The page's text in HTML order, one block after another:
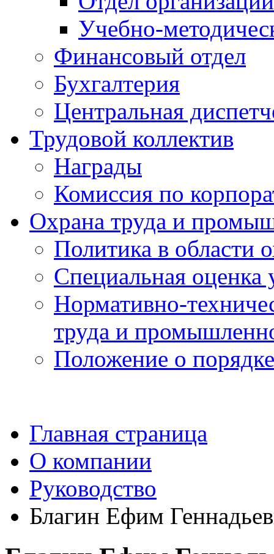
Учебно-
Финансовый отдел
Бухгалтерия
Центральная
Трудовой коллектив
Награды
Комиссия по
Охрана труда и
Политика в области
Специальная оценка
Нормативно-
труда и
Положение о
Главная страница
О компании
Руководство
Благин Ефим